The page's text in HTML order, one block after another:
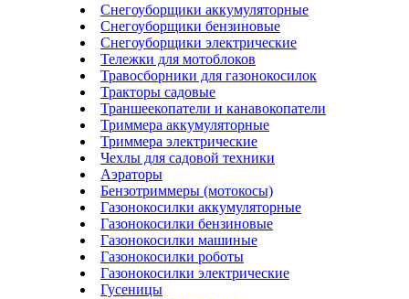
Снегоуборщики аккумуляторные
Снегоуборщики бензиновые
Снегоуборщики электрические
Тележки для мотоблоков
Травосборники для газонокосилок
Тракторы садовые
Траншеекопатели и канавокопатели
Триммера аккумуляторные
Триммера электрические
Чехлы для садовой техники
Аэраторы
Бензотриммеры (мотокосы)
Газонокосилки аккумуляторные
Газонокосилки бензиновые
Газонокосилки машиные
Газонокосилки роботы
Газонокосилки электрические
Гусеницы